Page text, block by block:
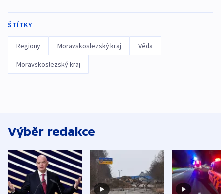
ŠTÍTKY
Regiony Moravskoslezský kraj Věda
Moravskoslezský kraj
Výběr redakce